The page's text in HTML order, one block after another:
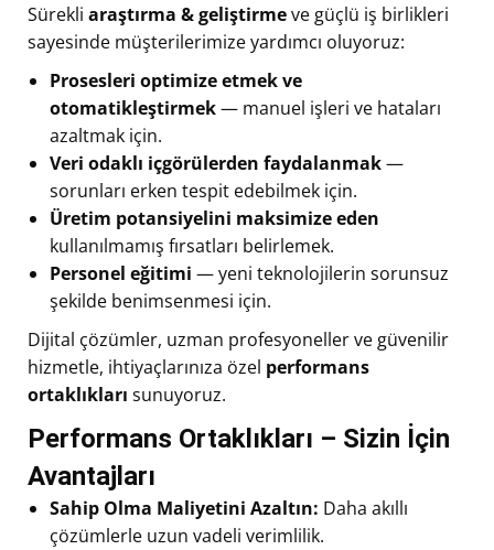
Sürekli araştırma & geliştirmeve güçlü iş birlikleri
sayesinde müşterilerimize yardımcı oluyoruz:
Prosesleri optimize etmek ve
otomatikleştirmek— manuel işleri ve hataları
azaltmak için.
Veri odaklı içgörülerden faydalanmak—
sorunları erken tespit edebilmek için.
Üretim potansiyelini maksimize eden
kullanılmamış fırsatları belirlemek.
Personel eğitimi — yeni teknolojilerin sorunsuz
şekilde benimsenmesi için.
Dijital çözümler, uzman profesyoneller ve güvenilir
hizmetle, ihtiyaçlarınıza özel performans
ortaklıkları sunuyoruz.
Performans Ortaklıkları – Sizin İçin
Avantajları
Sahip Olma Maliyetini Azaltın: Daha akıllı
çözümlerle uzun vadeli verimlilik.